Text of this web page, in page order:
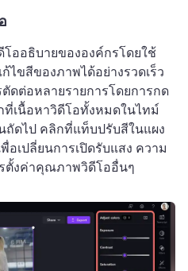
ออธิบายขององค์กรโดยใช้
ก้ไขสีของภาพได้อย่างรวดเร็ว
ดต่อหลายรายการโดยการกด
เนื้อหาวิดีโอทั้งหมดในไทม์
ถัดไป คลิกที่แท็บปรับสีในแผง
เปลี่ยนการเปิดรับแสง ความ
ตั้งค่าคุณภาพวิดีโออื่นๆ